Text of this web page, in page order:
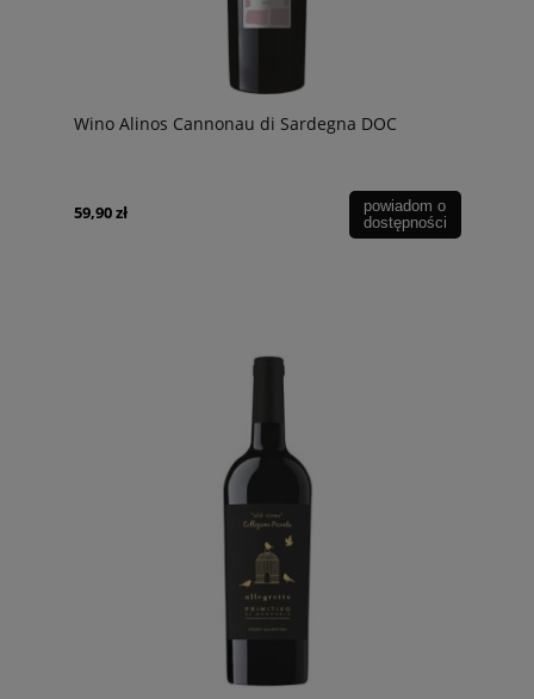
Wino Alinos Cannonau di Sardegna DOC
59,90 zł
powiadom o
dostępności